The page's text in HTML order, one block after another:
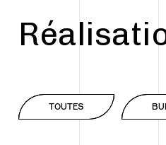
TOUTES